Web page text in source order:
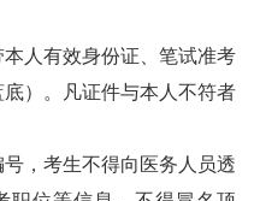
人有效身份证、笔试准考
）。凡证件与本人不符者
，考生不得向医务人员透